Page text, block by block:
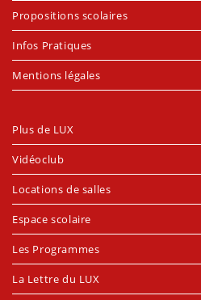
Propositions scolaires
Infos Pratiques
Mentions légales
Plus de LUX
Vidéoclub
Locations de salles
Espace scolaire
Les Programmes
La Lettre du LUX